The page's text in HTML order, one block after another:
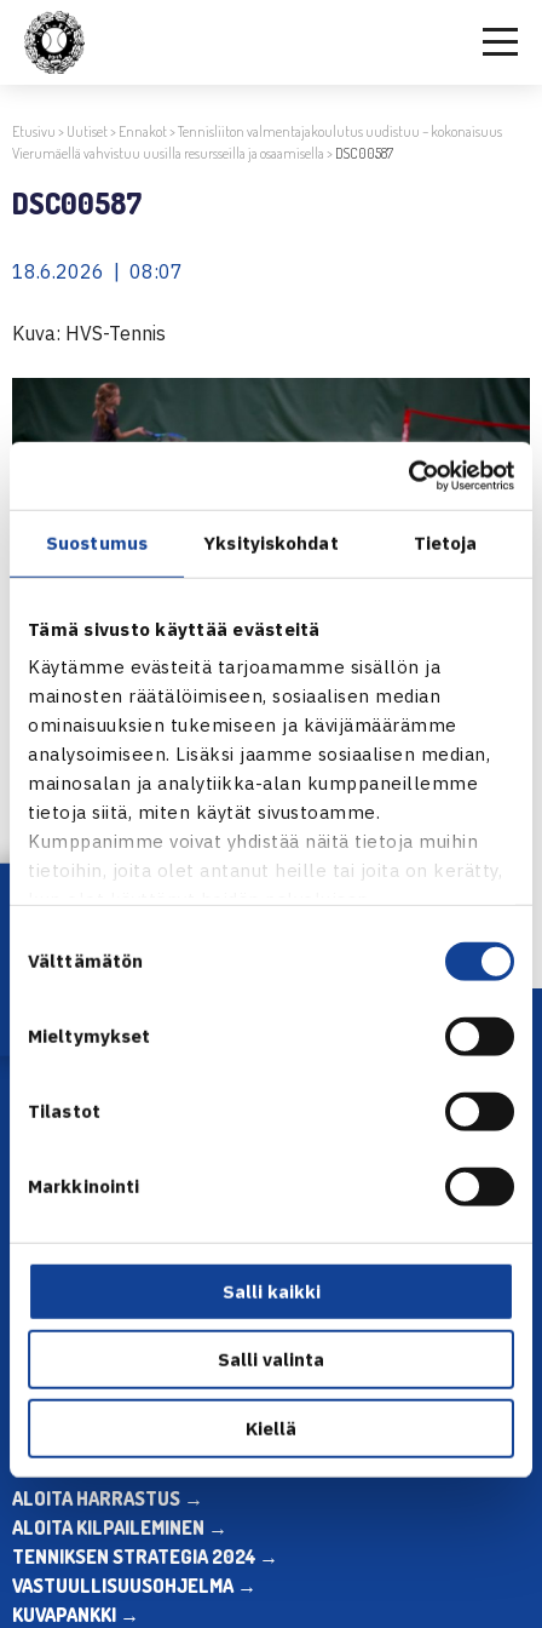
Suostumus Yksityiskohdat Tietoja
Tämä sivusto käyttää evästeitä
Käytämme evästeitä tarjoamamme sisällön ja
mainosten räätälöimiseen, sosiaalisen median
ominaisuuksien tukemiseen ja kävijämäärämme
analysoimiseen. Lisäksi jaamme sosiaalisen median,
mainosalan ja analytiikka-alan kumppaneillemme
tietoja siitä, miten käytät sivustoamme.
Kumppanimme voivat yhdistää näitä tietoja muihin
tietoihin, joita olet antanut heille tai joita on kerätty,
valinta
Välttämätön
Mieltymykset
Tilastot
Markkinointi
Salli kaikki
Salli valinta
Kiellä
Etusivu > Uutiset> Ennakot>Tennisliiton valmentajakoulutus uudistuu – kokonaisuus
Vierumäellä vahvistuu uusilla resursseilla ja osaamisella > DSC00587
DSC00587
18.6.2026 | 08:07
Kuva: HVS-Tennis
Lataa OmaTennis!
Toimiston puhelinajat:
Muina aikoina olkaa yhteydessä
sähköpostitse: toimisto@tennis.fi
KAIKKI YHTEYSTIEDOT →
ALOITA HARRASTUS →
ALOITA KILPAILEMINEN →
TENNIKSEN STRATEGIA 2024 →
VASTUULLISUUSOHJELMA →
KUVAPANKKI →